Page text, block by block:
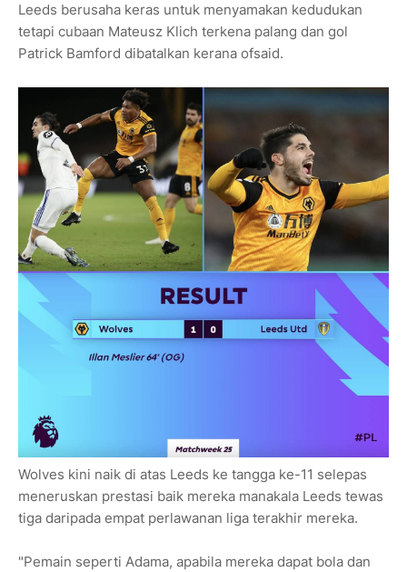
Leeds berusaha keras untuk menyamakan kedudukan
tetapi cubaan Mateusz Klich terkena palang dan gol
Patrick Bamford dibatalkan kerana ofsaid.
Wolves kini naik di atas Leeds ke tangga ke-11 selepas
meneruskan prestasi baik mereka manakala Leeds tewas
tiga daripada empat perlawanan liga terakhir mereka.
"Pemain seperti Adama, apabila mereka dapat bola dan